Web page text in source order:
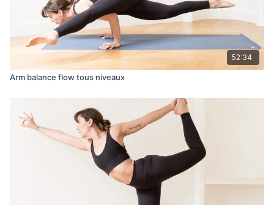
52:34
Arm balance flow tous niveaux